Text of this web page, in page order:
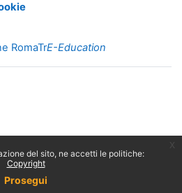
del sito, ne accetti le politiche:
Copyright
Prosegui
RomaTrE-Education